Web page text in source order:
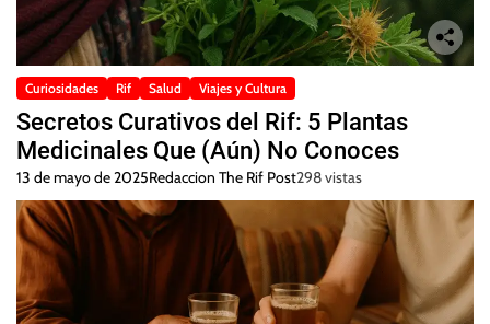
Curiosidades Rif Salud Viajes y Cultura
Secretos Curativos del Rif: 5 Plantas
Medicinales Que (Aún) No Conoces
13 de mayo de 2025Redaccion The Rif Post298 vistas